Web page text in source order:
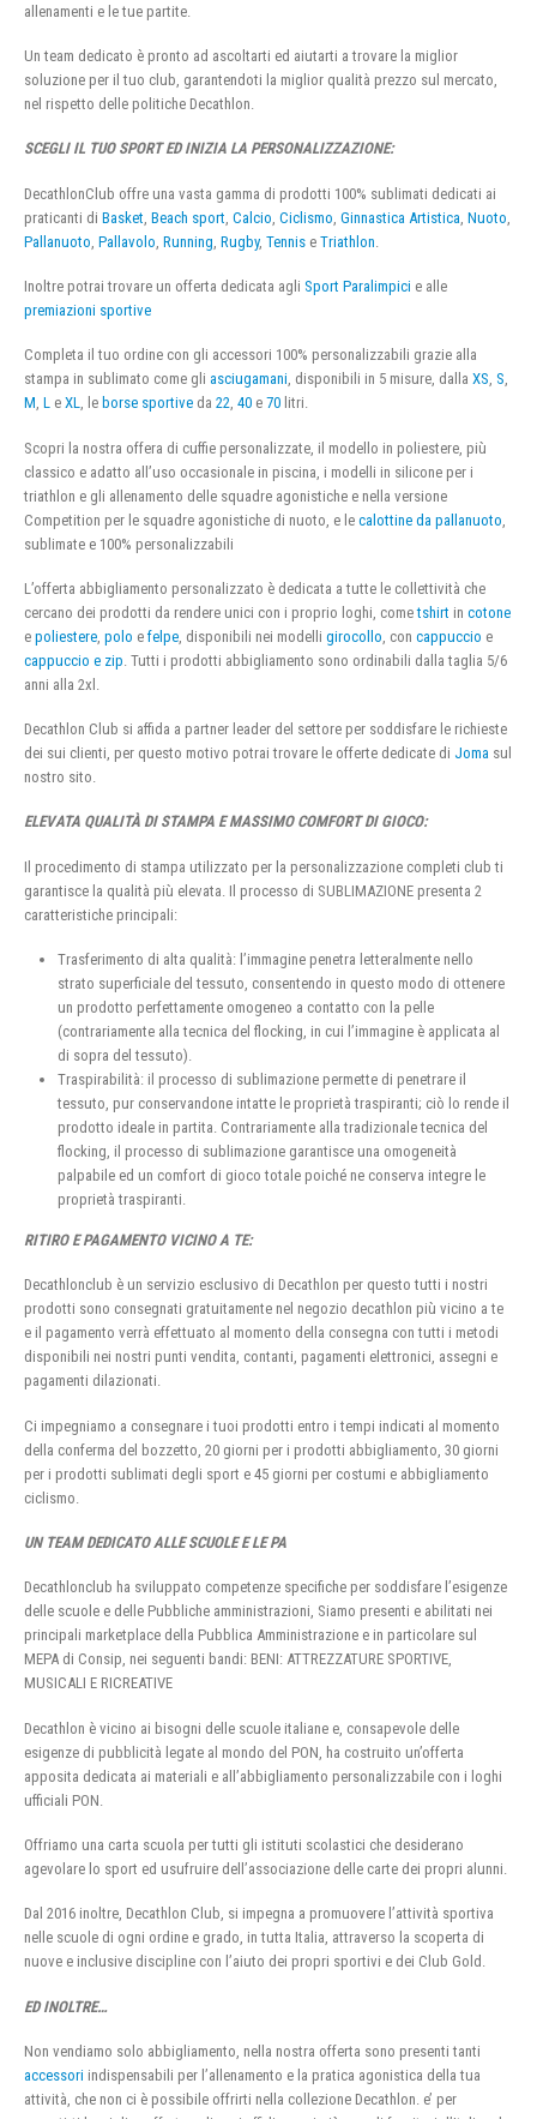
allenamenti e le tue partite.
Un team dedicato è pronto ad ascoltarti ed aiutarti a trovare la miglior
soluzione per il tuo club, garantendoti la miglior qualità prezzo sul mercato,
nel rispetto delle politiche Decathlon.
SCEGLI IL TUO SPORT ED INIZIA LA PERSONALIZZAZIONE:
DecathlonClub offre una vasta gamma di prodotti 100% sublimati dedicati ai
praticanti di Basket Beach sport Calcio Ciclismo Ginnastica Artistica Nuoto
Pallanuoto Pallavolo Running Rugby, Tennis e Triathlon
Inoltre potrai trovare un offerta dedicata agli Sport Paralimpici e alle
premiazioni sportive
Completa il tuo ordine con gli accessori 100% personalizzabili grazie alla
stampa in sublimato come gli asciugamani, disponibili in 5 misure, dalla XS, S,
M, L e XL, le borse sportive da 22, 40 e 70 litri.
Scopri la nostra offera di cuffie personalizzate, il modello in poliestere, più
classico e adatto all’uso occasionale in piscina, i modelli in silicone per i
triathlon e gli allenamento delle squadre agonistiche e nella versione
Competition per le squadre agonistiche di nuoto, e le calottine da pallanuoto
sublimate e 100% personalizzabili
L’offerta abbigliamento personalizzato è dedicata a tutte le collettività che
cercano dei prodotti da rendere unici con i proprio loghi, cometshirt in cotone
e poliestere polo e felpe , disponibili nei modelli girocollo , con cappuccio e
cappuccio e zip . Tutti i prodotti abbigliamento sono ordinabili dalla taglia 5/6
anni alla 2xl.
Decathlon Club si affida a partner leader del settore per soddisfare le richieste
dei sui clienti, per questo motivo potrai trovare le offerte dedicate di Joma sul
nostro sito.
ELEVATA QUALITÀ DI STAMPA E MASSIMO COMFORT DI GIOCO:
Il procedimento di stampa utilizzato per la personalizzazione completi club ti
garantisce la qualità più elevata. Il processo di SUBLIMAZIONE presenta 2
caratteristiche principali:
Trasferimento di alta qualità: l’immagine penetra letteralmente nello
strato superficiale del tessuto, consentendo in questo modo di ottenere
un prodotto perfettamente omogeneo a contatto con la pelle
(contrariamente alla tecnica del flocking, in cui l’immagine è applicata al
di sopra del tessuto).
Traspirabilità: il processo di sublimazione permette di penetrare il
tessuto, pur conservandone intatte le proprietà traspiranti; ciò lo rende il
prodotto ideale in partita. Contrariamente alla tradizionale tecnica del
flocking, il processo di sublimazione garantisce una omogeneità
palpabile ed un comfort di gioco totale poiché ne conserva integre le
proprietà traspiranti.
RITIRO E PAGAMENTO VICINO A TE:
Decathlonclub è un servizio esclusivo di Decathlon per questo tutti i nostri
prodotti sono consegnati gratuitamente nel negozio decathlon più vicino a te
e il pagamento verrà effettuato al momento della consegna con tutti i metodi
disponibili nei nostri punti vendita, contanti, pagamenti elettronici, assegni e
pagamenti dilazionati.
Ci impegniamo a consegnare i tuoi prodotti entro i tempi indicati al momento
della conferma del bozzetto, 20 giorni per i prodotti abbigliamento, 30 giorni
per i prodotti sublimati degli sport e 45 giorni per costumi e abbigliamento
ciclismo.
UN TEAM DEDICATO ALLE SCUOLE E LE PA
Decathlonclub ha sviluppato competenze specifiche per soddisfare l’esigenze
delle scuole e delle Pubbliche amministrazioni, Siamo presenti e abilitati nei
principali marketplace della Pubblica Amministrazione e in particolare sul
MEPA di Consip, nei seguenti bandi: BENI: ATTREZZATURE SPORTIVE,
MUSICALI E RICREATIVE
Decathlon è vicino ai bisogni delle scuole italiane e, consapevole delle
esigenze di pubblicità legate al mondo del PON, ha costruito un’offerta
apposita dedicata ai materiali e all’abbigliamento personalizzabile con i loghi
ufficiali PON.
Offriamo una carta scuola per tutti gli istituti scolastici che desiderano
agevolare lo sport ed usufruire dell’associazione delle carte dei propri alunni.
Dal 2016 inoltre, Decathlon Club, si impegna a promuovere l’attività sportiva
nelle scuole di ogni ordine e grado, in tutta Italia, attraverso la scoperta di
nuove e inclusive discipline con l’aiuto dei propri sportivi e dei Club Gold.
ED INOLTRE…
Non vendiamo solo abbigliamento, nella nostra offerta sono presenti tanti
accessori indispensabili per l’allenamento e la pratica agonistica della tua
attività, che non ci è possibile offrirti nella collezione Decathlon. e’ per